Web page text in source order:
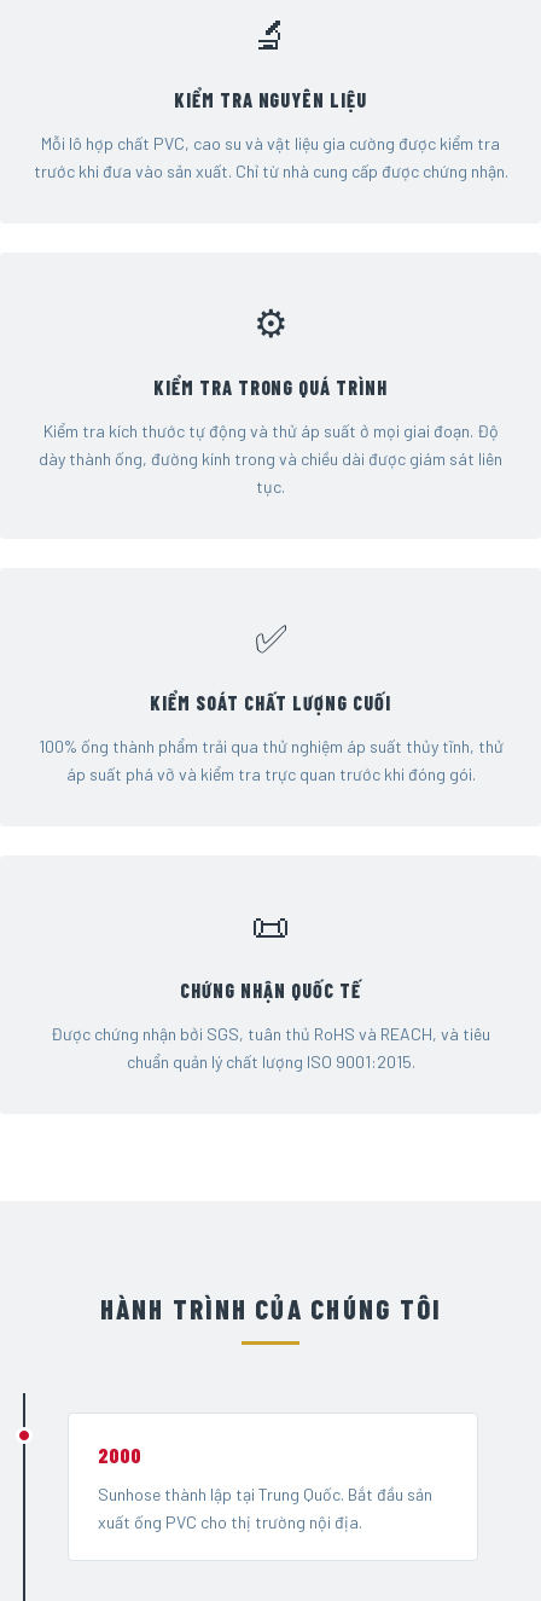
🔬
KIỂM TRA NGUYÊN LIỆU
Mỗi lô hợp chất PVC, cao su và vật liệu gia cường được kiểm tra
trước khi đưa vào sản xuất. Chỉ từ nhà cung cấp được chứng nhận.
⚙️
KIỂM TRA TRONG QUÁ TRÌNH
Kiểm tra kích thước tự động và thử áp suất ở mọi giai đoạn. Độ
dày thành ống, đường kính trong và chiều dài được giám sát liên
tục.
✅
KIỂM SOÁT CHẤT LƯỢNG CUỐI
100% ống thành phẩm trải qua thử nghiệm áp suất thủy tĩnh, thử
áp suất phá vỡ và kiểm tra trực quan trước khi đóng gói.
📜
CHỨNG NHẬN QUỐC TẾ
Được chứng nhận bởi SGS, tuân thủ RoHS và REACH, và tiêu
chuẩn quản lý chất lượng ISO 9001:2015.
HÀNH TRÌNH CỦA CHÚNG TÔI
2000
Sunhose thành lập tại Trung Quốc. Bắt đầu sản
xuất ống PVC cho thị trường nội địa.